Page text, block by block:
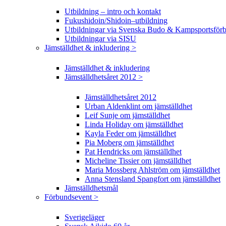
Utbildning – intro och kontakt
Fukushidoin/Shidoin–utbildning
Utbildningar via Svenska Budo &
Utbildningar via SISU
Jämställdhet & inkludering >
Jämställdhet & inkludering
Jämställdhetsåret 2012 >
Jämställdhetsåret 2012
Urban Aldenklint om jämställdhet
Leif Sunje om jämställdhet
Linda Holiday om jämställdhet
Kayla Feder om jämställdhet
Pia Moberg om jämställdhet
Pat Hendricks om jämställdhet
Micheline Tissier om jämställdhet
Maria Mossberg Ahlström om jämställdhet
Anna Stensland Spangfort om jämställdhet
Jämställdhetsmål
Förbundsevent >
Sverigeläger